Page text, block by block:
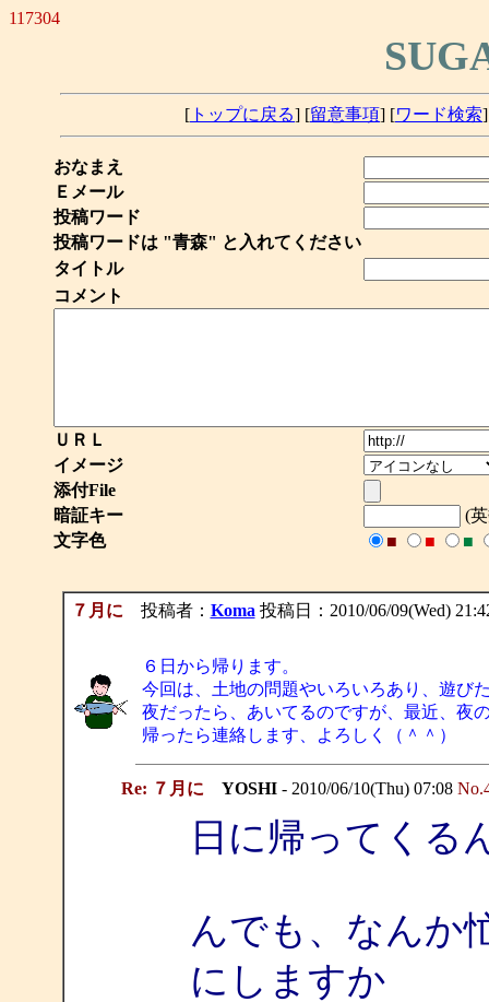
117304
[ トップに戻る] [留意事項] [ワード検索
おなまえ
Ｅメール
投稿ワード
投稿ワードは "青森" と入れてください
タイトル
コメント
ＵＲＬ
イメージ
添付File
暗証キー
(
文字色
■ ■ ■
７月に 投稿者： Koma 投稿日：2010/06/09(Wed)
６日から帰ります。
今回は、土地の問題やいろいろあり、遊び
夜だったら、あいてるのですが、最近、夜
帰ったら連絡します、よろしく（＾＾）
Re: ７月に YOSHI- 2010/06/10(Thu) 07:08
日に帰ってくる
んでも、なんか
にしますか